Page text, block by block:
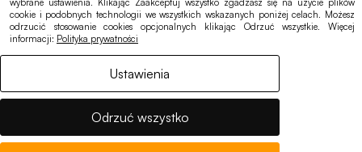
Ogłoszenia, oferty
Deklaracja dostępności
Polityka cookies
Polityka prywatności
wybrane ustawienia. Klikając Zaakceptuj wszystko zgadzasz się na użycie plików
cookie i podobnych technologii we wszystkich wskazanych poniżej celach. Możesz
odrzucić stosowanie cookies opcjonalnych klikając Odrzuć wszystkie. Więcej
informacji: Polityka prywatności
Ustawienia
Odrzuć wszystko